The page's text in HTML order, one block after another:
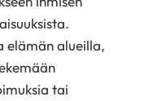
elämän alueilla,
tai